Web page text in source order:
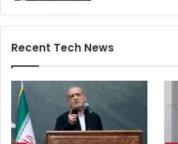
Recent Tech News